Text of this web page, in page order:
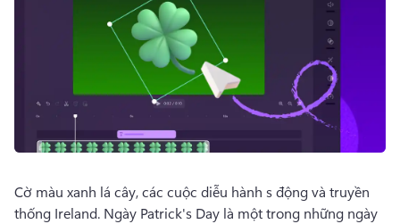
Cờ màu xanh lá cây, các cuộc diễu hành s động và truyền
thống Ireland. Ngày Patrick's Day là một trong những ngày